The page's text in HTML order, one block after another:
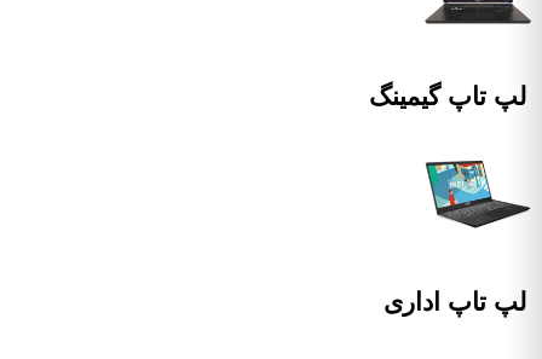
لپ تاپ گیمینگ
لپ تاپ اداری